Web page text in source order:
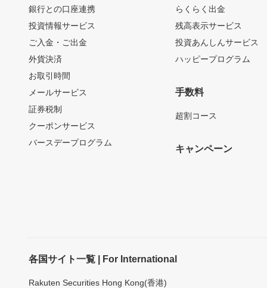
銀行との口座連携
投資情報サービス
ご入金・ご出金
外貨決済
お取引時間
メールサービス
証券税制
クーポンサービス
バースデープログラム
らくらく出金
残高表示サービス
投資あんしんサービス
ハッピープログラム
手数料
超割コース
キャンペーン
各国サイト一覧 | For International
Rakuten Securities Hong Kong(香港)